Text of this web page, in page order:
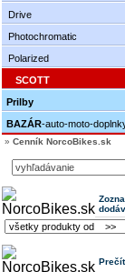
Drive
Photochromatic
Polarized
SCOTT
Prilby
BAZÁR-auto-moto-
» Cenník NorcoBikes.sk